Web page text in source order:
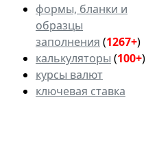
формы, бланки и
образцы
заполнения (1267+)
калькуляторы (100+)
курсы валют
ключевая ставка